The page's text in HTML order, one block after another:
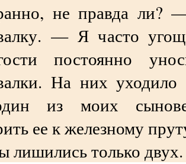
не правда ли?
— Я часто
постоянно
На них уходило
из моих
ее к железному
лишились только двух.